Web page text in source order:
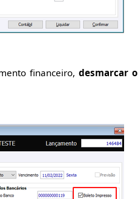
financeiro,desmarcar o